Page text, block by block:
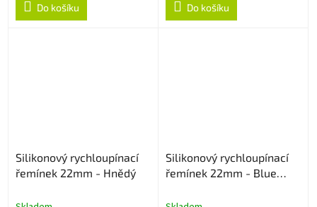
Do košíku Do košíku
Silikonový rychloupínací
řemínek 22mm - Hnědý
Silikonový rychloupínací
řemínek 22mm - Blue